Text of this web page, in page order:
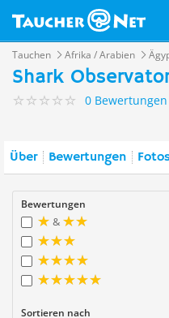
Tauchen Afrika / Arabien
Shark
0 Bewertungen
Über Bewertungen
Bewertungen
&
Sortieren nach